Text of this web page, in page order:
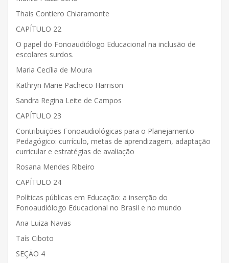
Thais Contiero Chiaramonte
CAPÍTULO 22
O papel do Fonoaudiólogo Educacional na inclusão de
escolares surdos.
Maria Cecília de Moura
Kathryn Marie Pacheco Harrison
Sandra Regina Leite de Campos
CAPÍTULO 23
Contribuições Fonoaudiológicas para o Planejamento
Pedagógico: currículo, metas de aprendizagem, adaptação
curricular e estratégias de avaliação
Rosana Mendes Ribeiro
CAPÍTULO 24
Políticas públicas em Educação: a inserção do
Fonoaudiólogo Educacional no Brasil e no mundo
Ana Luiza Navas
Taís Ciboto
SEÇÃO 4